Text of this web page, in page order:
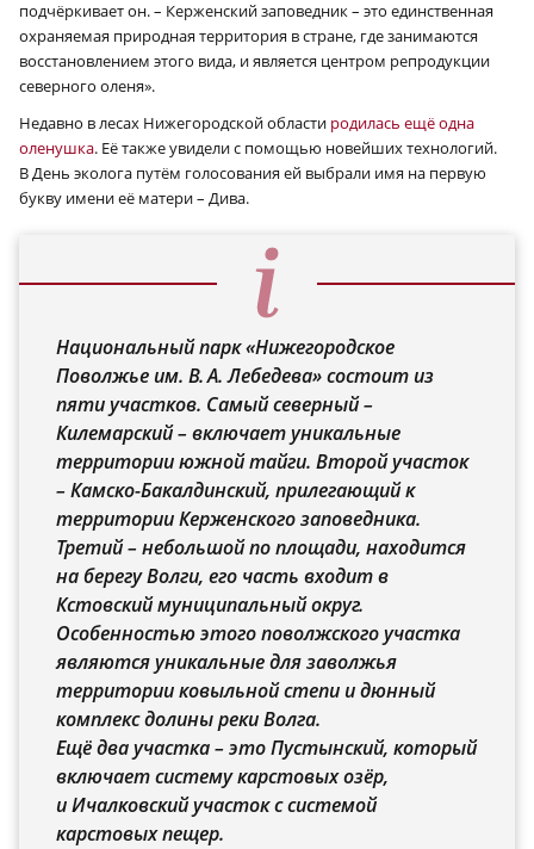
подчёркивает он. – Керженский заповедник – это единственная
охраняемая природная территория в стране, где занимаются
восстановлением этого вида, и является центром репродукции
северного оленя».
Недавно в лесах Нижегородской области родилась ещё одна
оленушка. Её также увидели с помощью новейших технологий.
В День эколога путём голосования ей выбрали имя на первую
букву имени её матери – Дива.
Национальный парк «Нижегородское
Поволжье им. В. А. Лебедева» состоит из
пяти участков. Самый северный –
Килемарский – включает уникальные
территории южной тайги. Второй участок
– Камско-Бакалдинский, прилегающий к
территории Керженского заповедника.
Третий – небольшой по площади, находится
на берегу Волги, его часть входит в
Кстовский муниципальный округ.
Особенностью этого поволжского участка
являются уникальные для заволжья
территории ковыльной степи и дюнный
комплекс долины реки Волга.
Ещё два участка – это Пустынский, который
включает систему карстовых озёр,
и Ичалковский участок с системой
карстовых пещер.